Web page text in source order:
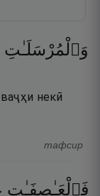
وَٱلْمُرْسَلَـٰتِ
некӣ
тафсир
فَٱلْعَـٰصِفَـٰتِ